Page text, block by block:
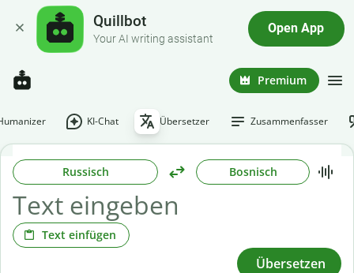
Quillbot
Your AI writing assistant
Open App
Premium
KI-Chat Übersetzer Zusammenfasser
Russisch Bosnisch
Text einfügen
Übersetzen